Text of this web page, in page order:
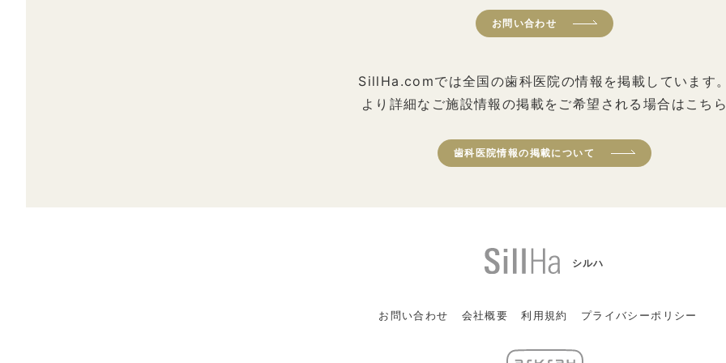
お問い合わせ
SillHa.comでは全国の歯科医院の情報を掲載しています
より詳細なご施設情報の掲載をご希望される場合はこち
歯科医院情報の掲載について
シルハ
お問い合わせ 会社概要 利用規約 プライバシーポリシー